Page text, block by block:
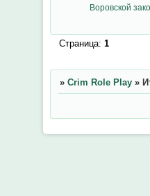
Воровской
Страница: 1
» Crim Role Play »